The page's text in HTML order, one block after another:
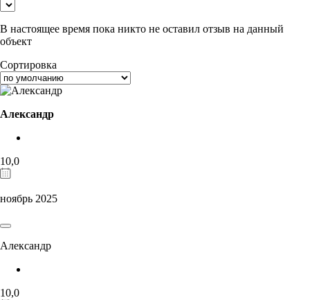
В настоящее время пока никто не оставил отзыв на данный
объект
Сортировка
Александр
10,0
ноябрь 2025
Александр
10,0